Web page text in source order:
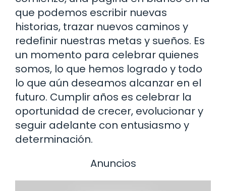
que podemos escribir nuevas
historias, trazar nuevos caminos y
redefinir nuestras metas y sueños. Es
un momento para celebrar quienes
somos, lo que hemos logrado y todo
lo que aún deseamos alcanzar en el
futuro. Cumplir años es celebrar la
oportunidad de crecer, evolucionar y
seguir adelante con entusiasmo y
determinación.
Anuncios